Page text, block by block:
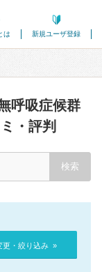
は
新規ユーザ登録
呼吸症候群
・評判
更・絞り込み »